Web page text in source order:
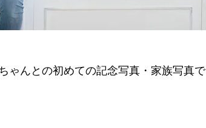
ゃんとの初めての記念写真・家族写真で